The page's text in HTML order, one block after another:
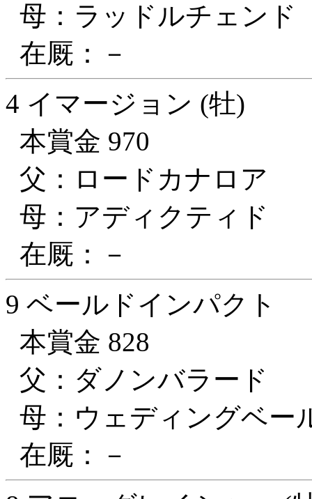
母：ラッドルチェンド
在厩：－
4 イマージョン (牡)
本賞金 970
父：ロードカナロア
母：アディクティド
在厩：－
9 ベールドインパクト
本賞金 828
父：ダノンバラード
母：ウェディングベー
在厩：－